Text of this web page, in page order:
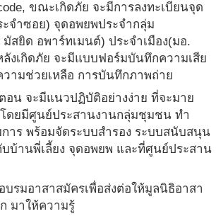
ขณะเกิดภัย จะมีการลงทะเบียนจุด
จำซอย) จุดอพยพประจำกลุ่ม
สยิด อพาร์ทเมนต์) ประจำเมือง(มอ.
ลังเกิดภัย จะมีแบบฟอร์มบันทึกความเสีย
ามช่วยเหลือ การบันทึกภาพถ่าย
อน จะมีแนวปฏิบัติอย่างง่าย ที่จะมาย
โดยมีศูนย์ประสานงานกลุ่มชุมชน ทำ
าร พร้อมจัดระบบสำรอง ระบบสนับสนุน
บ้านพี่เลี้ยง จุดอพยพ และที่ศูนย์ประสาน
รมอาสาสมัครเพื่อส่งต่อให้มูลนิธิอาสา
มาให้ความรู้